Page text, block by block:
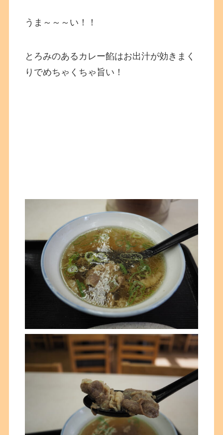
うま～～～い！！
とろみのあるカレー餡はお出汁が効きまく
りでめちゃくちゃ旨い！